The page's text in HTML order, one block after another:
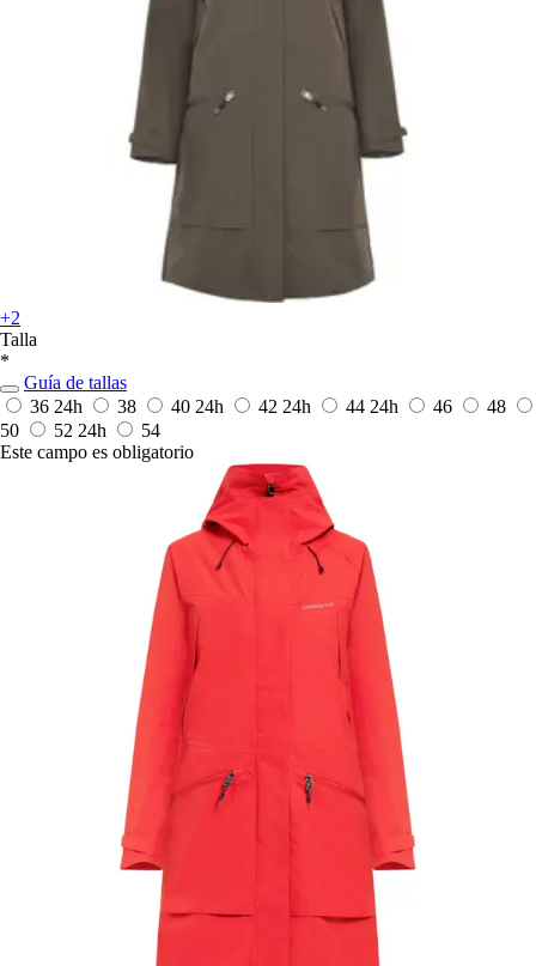
+2
Talla
*
Guía de tallas
36 24h 38 40 24h 42 24h 44 24h 46
48
50
52 24h
54
Este campo es obligatorio